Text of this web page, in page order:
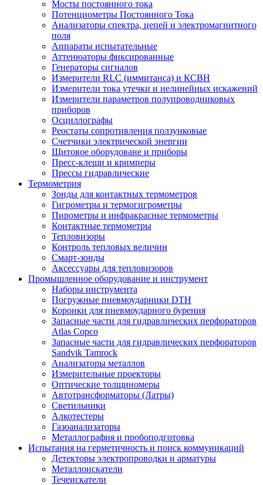
Мосты постоянного тока
Потенциометры Постоянного Тока
Анализаторы спектра, цепей и электромагнитного
поля
Аппараты испытательные
Аттенюаторы фиксированные
Генераторы сигналов
Измерители RLC (иммитанса) и КСВН
Измерители тока утечки и нелинейных искажений
Измерители параметров полупроводниковых
приборов
Осциллографы
Реостаты сопротивления ползунковые
Счетчики электрической энергии
Щитовое оборудоване и приборы
Пресс-клещи и кримперы
Прессы гидравлические
Термометрия
Зонды для контактных термометров
Гигрометры и термогигрометры
Пирометры и инфракрасные термометры
Контактные термометры
Тепловизоры
Контроль тепловых величин
Смарт-зонды
Аксессуары для тепловизоров
Промышленное оборудование и инструмент
Наборы инструмента
Погружные пневмоударники DTH
Коронки для пневмоударного бурения
Запасные части для гидравлических перфораторов
Atlas Copco
Запасные части для гидравлических перфораторов
Sandvik Tamrock
Анализаторы металлов
Измерительные проекторы
Оптические толщиномеры
Автотрансформаторы (Латры)
Светильники
Алкотестеры
Газоанализаторы
Металлография и пробоподготовка
Испытания на герметичность и поиск коммуникаций
Детекторы электропроводки и арматуры
Металлоискатели
Течеискатели